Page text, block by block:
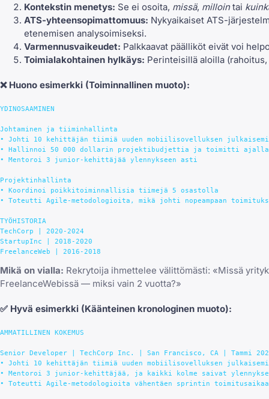
Kontekstin menetys: Se ei osoita, missä, millointai
ATS-yhteensopimattomuus: Nykyaikaiset ATS-
etenemisen analysoimiseksi.
Varmennusvaikeudet: Palkkaavat päälliköt eivät voi
Toimialakohtainen hylkäys: Perinteisillä aloilla
❌ Huono esimerkki (Toiminnallinen muoto):
YDINOSAAMINEN
Johtaminen ja tiiminhallinta
• Johti 10 kehittäjän tiimiä uuden mobiilisovelluksen
• Hallinnoi 50 000 dollarin projektibudjettia ja toimitti
• Mentoroi 3 junior-kehittäjää ylennykseen asti
Projektinhallinta
• Koordinoi poikkitoiminnallisia tiimejä 5 osastolla
• Toteutti Agile-metodologioita, mikä johti nopeampaan
TYÖHISTORIA
TechCorp | 2020-2024
StartupInc | 2018-2020
Mikä on vialla: Rekrytoija ihmettelee välittömästi: «Missä
FreelanceWebissä — miksi vain 2 vuotta?»
✅ Hyvä esimerkki (Käänteinen kronologinen muoto):
AMMATILLINEN KOKEMUS
Senior Developer | TechCorp Inc. | San Francisco, CA | Tammi
• Johti 10 kehittäjän tiimiä uuden mobiilisovelluksen
• Mentoroi 3 junior-kehittäjää, ja kaikki kolme saivat ylennyksen
• Toteutti Agile-metodologioita vähentäen sprintin toimitusaikaa